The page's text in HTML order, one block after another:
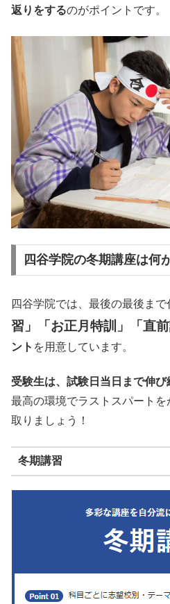
返りをするのがポイントです。
四谷学院の冬期講座は何
四谷学院では、最後の最後まで
習」
「お正月特訓」「直前
ント を用意しています。
受験生は、試験日当日まで伸び
最高の環境でラストスパート
取りましょう！
冬期講習